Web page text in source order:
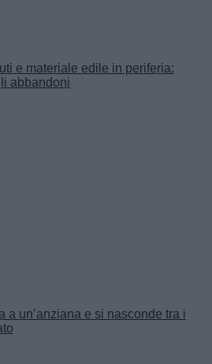
e materiale edile in periferia:
abbandoni
a un’anziana e si nasconde tra i